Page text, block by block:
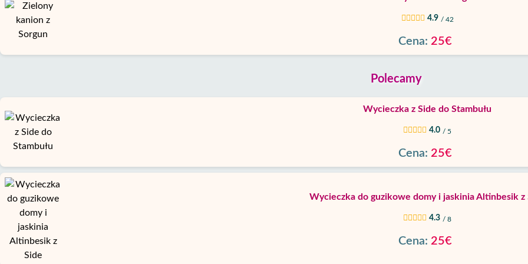
4.9 / 42
Cena: 25€
Polecamy
Wycieczka z Side do Stambułu
4.0 / 5
Cena: 25€
Wycieczka do guzikowe domy i jaskinia Altinbesik z
4.3 / 8
Cena: 25€